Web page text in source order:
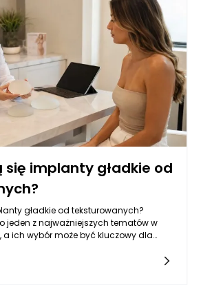
się implanty gładkie od
gładkie od teksturowanych?
jeden z najważniejszych tematów w
ich wybór może być kluczowy dla